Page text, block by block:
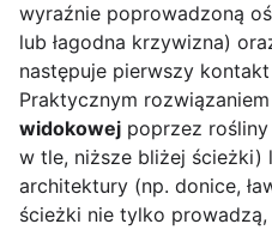
wyraźnie poprowadzoną
lub łagodna krzywizna)
następuje pierwszy
Praktycznym
widokowej poprzez
w tle, niższe bliżej ścieżki)
architektury (np. donice,
ścieżki nie tylko